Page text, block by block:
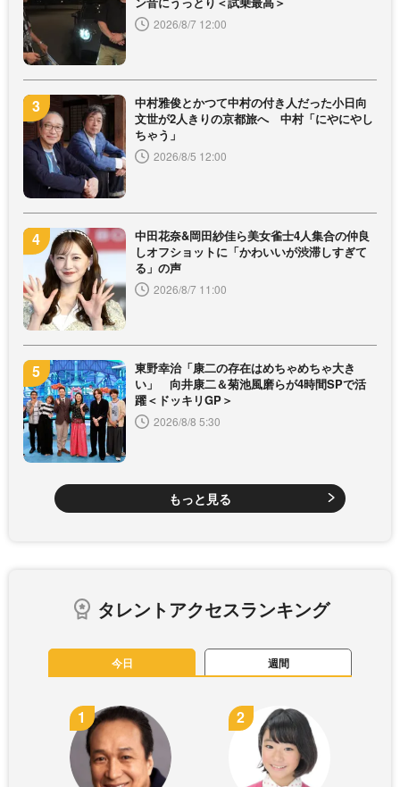
2026/8/7 12:00
中村雅俊とかつて中村の付き人だった小日向
文世が2人きりの京都旅へ 中村「にやにやし
ちゃう」
2026/8/5 12:00
中田花奈&岡田紗佳ら美女雀士4人集合の仲良
しオフショットに「かわいいが渋滞しすぎて
る」の声
2026/8/7 11:00
東野幸治「康二の存在はめちゃめちゃ大き
い」 向井康二＆菊池風磨らが4時間SPで活
躍＜ドッキリGP＞
2026/8/8 5:30
もっと見る
タレントアクセスランキング
今日 週間